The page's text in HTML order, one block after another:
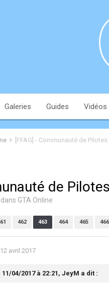
Galeries Guides Vidéos
[FFAG] - Communauté de
de
dans GTA Online
462 463 464 465 466
12 avril 2017
11/04/2017 à 22:21, JeyM a dit :